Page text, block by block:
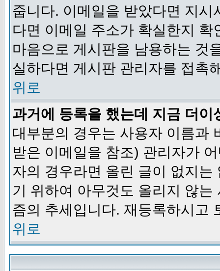
줍니다. 이메일을 받았다면 지
다면 이메일 주소가 확실한지
마음으로 게시판을 남용하는 것
실하다면 게시판 관리자를 접촉
위로
과거에 등록을 했는데 지금 더
대부분의 경우는 사용자 이름과
받은 이메일을 참조) 관리자가
자의 경우라면 올린 글이 없지
기 위하여 아무것도 올리지 않
즘의 추세입니다. 재등록하시고
위로